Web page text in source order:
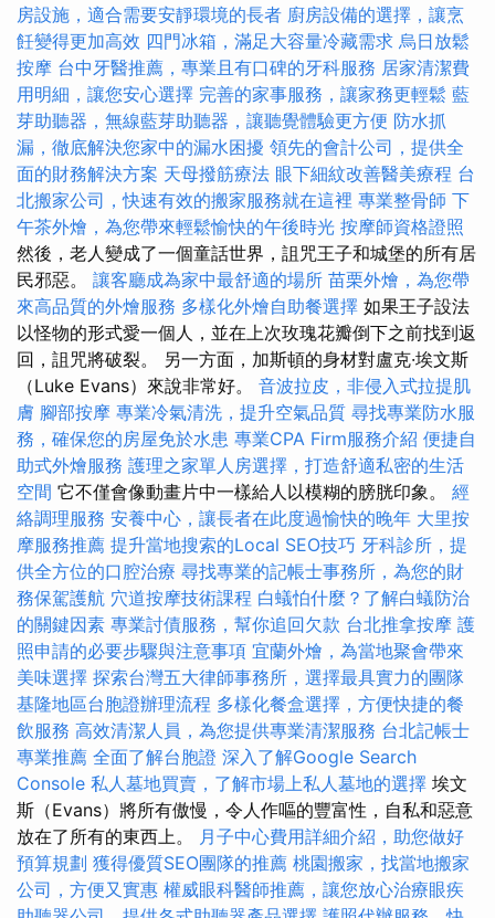
房設施，適合需要安靜環境的長者 廚房設備的選擇，讓烹
飪變得更加高效 四門冰箱，滿足大容量冷藏需求 烏日放鬆
按摩 台中牙醫推薦，專業且有口碑的牙科服務 居家清潔費
用明細，讓您安心選擇 完善的家事服務，讓家務更輕鬆 藍
芽助聽器，無線藍芽助聽器，讓聽覺體驗更方便 防水抓
漏，徹底解決您家中的漏水困擾 領先的會計公司，提供全
面的財務解決方案 天母撥筋療法 眼下細紋改善醫美療程 台
北搬家公司，快速有效的搬家服務就在這裡 專業整骨師 下
午茶外燴，為您帶來輕鬆愉快的午後時光 按摩師資格證照
然後，老人變成了一個童話世界，詛咒王子和城堡的所有居
民邪惡。 讓客廳成為家中最舒適的場所 苗栗外燴，為您帶
來高品質的外燴服務 多樣化外燴自助餐選擇 如果王子設法
以怪物的形式愛一個人，並在上次玫瑰花瓣倒下之前找到返
回，詛咒將破裂。 另一方面，加斯頓的身材對盧克·埃文斯
（Luke Evans）來說非常好。 音波拉皮，非侵入式拉提肌
膚 腳部按摩 專業冷氣清洗，提升空氣品質 尋找專業防水服
務，確保您的房屋免於水患 專業CPA Firm服務介紹 便捷自
助式外燴服務 護理之家單人房選擇，打造舒適私密的生活
空間 它不僅會像動畫片中一樣給人以模糊的膀胱印象。 經
絡調理服務 安養中心，讓長者在此度過愉快的晚年 大里按
摩服務推薦 提升當地搜索的Local SEO技巧 牙科診所，提
供全方位的口腔治療 尋找專業的記帳士事務所，為您的財
務保駕護航 穴道按摩技術課程 白蟻怕什麼？了解白蟻防治
的關鍵因素 專業討債服務，幫你追回欠款 台北推拿按摩 護
照申請的必要步驟與注意事項 宜蘭外燴，為當地聚會帶來
美味選擇 探索台灣五大律師事務所，選擇最具實力的團隊
基隆地區台胞證辦理流程 多樣化餐盒選擇，方便快捷的餐
飲服務 高效清潔人員，為您提供專業清潔服務 台北記帳士
專業推薦 全面了解台胞證 深入了解Google Search
Console 私人墓地買賣，了解市場上私人墓地的選擇 埃文
斯（Evans）將所有傲慢，令人作嘔的豐富性，自私和惡意
放在了所有的東西上。
月子中心費用詳細介紹，助您做好
預算規劃 獲得優質SEO團隊的推薦 桃園搬家，找當地搬家
公司，方便又實惠 權威眼科醫師推薦，讓您放心治療眼疾